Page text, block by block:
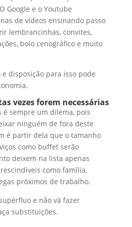
Google e o Youtube
de vídeos ensinando passo
lembrancinhas, convites,
bolo cenográfico e muito
disposição para isso pode
vezes forem necessárias
é sempre um dilema, pois
ninguém de fora deste
é partir dela que o tamanho
como buffet serão
deixem na lista apenas
como família,
próximos de trabalho.
e não vá fazer
substituições.